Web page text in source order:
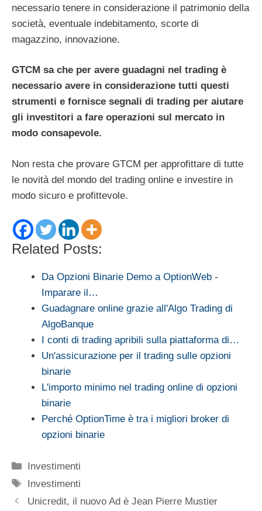
necessario tenere in considerazione il patrimonio della
società, eventuale indebitamento, scorte di
magazzino, innovazione.
GTCM sa che per avere guadagni nel trading è
necessario avere in considerazione tutti questi
strumenti e fornisce segnali di trading per aiutare
gli investitori a fare operazioni sul mercato in
modo consapevole.
Non resta che provare GTCM per approfittare di tutte
le novità del mondo del trading online e investire in
modo sicuro e profittevole.
Related Posts:
Da Opzioni Binarie Demo a OptionWeb -
Imparare il…
Guadagnare online grazie all'Algo Trading di
AlgoBanque
I conti di trading apribili sulla piattaforma di…
Un'assicurazione per il trading sulle opzioni
binarie
L'importo minimo nel trading online di opzioni
binarie
Perché OptionTime è tra i migliori broker di
opzioni binarie
Categorie
Investimenti
Tag
Investimenti
Unicredit, il nuovo Ad è Jean Pierre Mustier